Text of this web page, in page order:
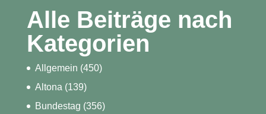
Alle Beiträge nach
Kategorien
Allgemein (450)
Altona (139)
Bundestag (356)